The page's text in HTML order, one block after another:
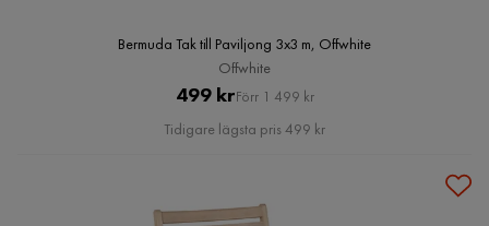
Bermuda Tak till Paviljong 3x3 m, Offwhite
Offwhite
Pris
499 kr Original
Pris
Förr 1 499 kr
Tidigare lägsta pris 499 kr